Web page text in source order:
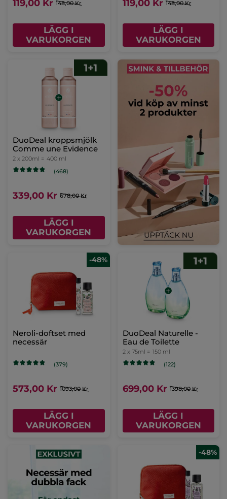
119,00 Kr 148,00 Kr
LÄGG I
VARUKORGEN
119,00 Kr 148,00 Kr
LÄGG I
VARUKORGEN
DuoDeal kroppsmjölk
Comme une Evidence
2 x 200ml = 400 ml
(468)
339,00 Kr 678,00 Kr
LÄGG I
VARUKORGEN
-48%
Neroli-doftset med
necessär
(379)
573,00 Kr 1093,00 Kr
LÄGG I
VARUKORGEN
DuoDeal Naturelle -
Eau de Toilette
2 x 75ml = 150 ml
(122)
699,00 Kr 1398,00 Kr
LÄGG I
VARUKORGEN
-48%